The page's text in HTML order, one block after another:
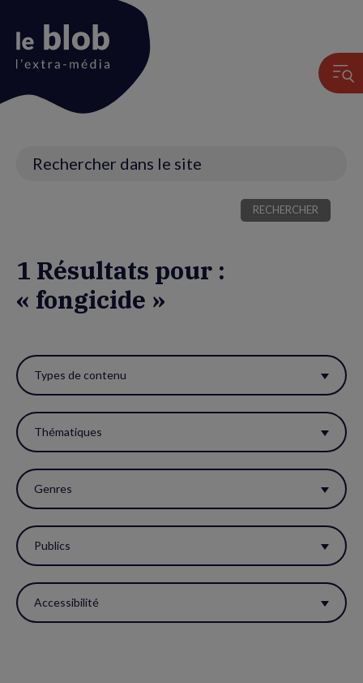
1 Résultats pour :
« fongicide »
ces
filtres
pour
réactualiser
la
page.
Types de contenu
Thématiques
Genres
Publics
Accessibilité